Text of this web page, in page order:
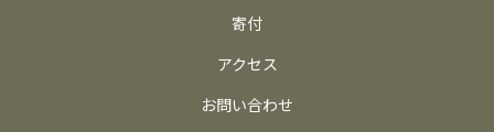
寄付
アクセス
お問い合わせ